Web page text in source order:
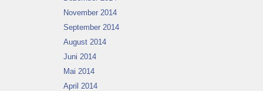
November 2014
September 2014
August 2014
Juni 2014
Mai 2014
April 2014